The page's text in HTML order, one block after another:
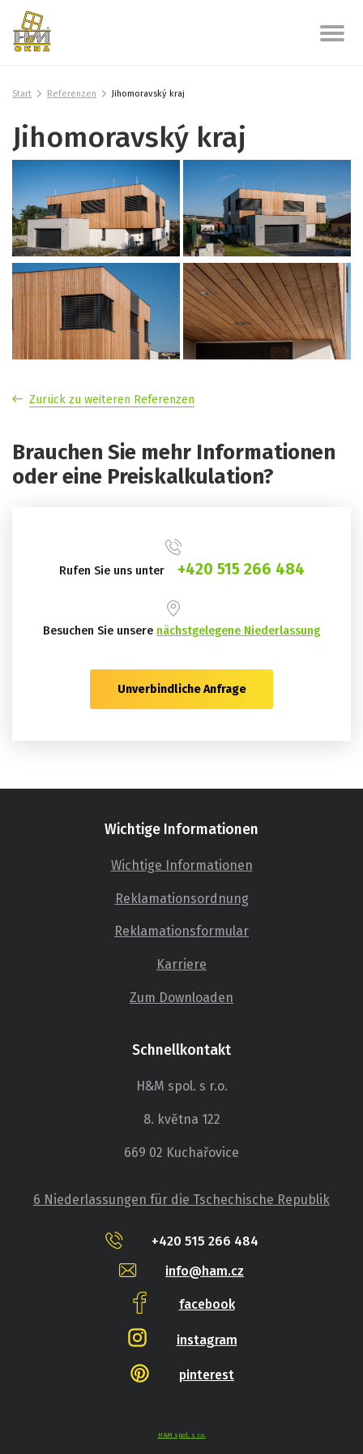
Start Referenzen Jihomoravský kraj
Jihomoravský kraj
Zurück zu weiteren Referenzen
Brauchen Sie mehr Informationen
oder eine Preiskalkulation?
Rufen Sie uns unter +420 515 266 484
Besuchen Sie unsere nächstgelegene Niederlassung
Unverbindliche Anfrage
Wichtige Informationen
Wichtige Informationen
Reklamationsordnung
Reklamationsformular
Karriere
Zum Downloaden
Schnellkontakt
H&M spol. s r.o.
8. května 122
669 02 Kuchařovice
6 Niederlassungen für die Tschechische Republik
+420 515 266 484
info@ham.cz
facebook
instagram
pinterest
H&M spol. s r.o.